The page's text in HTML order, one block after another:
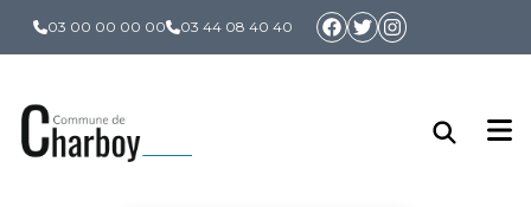
03 00 00 00 00 03 44 08 40 40
Panneau de gestion des cookies